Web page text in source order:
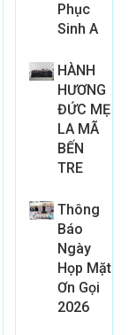
Phục
Sinh A
HÀNH
HƯƠNG
ĐỨC MẸ
LA MÃ
BẾN
TRE
Thông
Báo
Ngày
Họp Mặt
Ơn Gọi
2026